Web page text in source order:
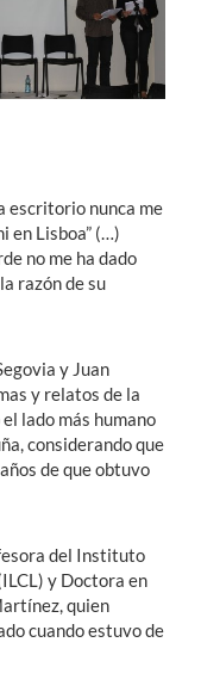
escritorio nunca me
en Lisboa” (…)
no me ha dado
razón de su
y Juan
y relatos de la
lado más humano
considerando que
de que obtuvo
del Instituto
y Doctora en
quien
cuando estuvo de